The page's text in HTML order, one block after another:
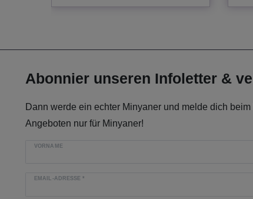
Abonnier unseren Infoletter &
Dann werde ein echter Minyaner und melde dich beim
Angeboten nur für Minyaner!
VORNAME
EMAIL-ADRESSE*